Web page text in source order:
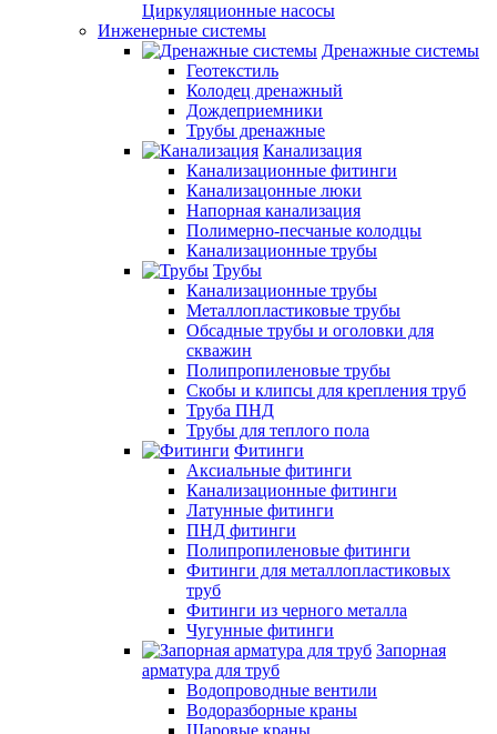
Циркуляционные насосы
Инженерные системы
Дренажные системы
Геотекстиль
Колодец дренажный
Дождеприемники
Трубы дренажные
Канализация
Канализационные фитинги
Канализацонные люки
Напорная канализация
Полимерно-песчаные колодцы
Канализационные трубы
Трубы
Канализационные трубы
Металлопластиковые трубы
Обсадные трубы и оголовки для
скважин
Полипропиленовые трубы
Скобы и клипсы для крепления труб
Труба ПНД
Трубы для теплого пола
Фитинги
Аксиальные фитинги
Канализационные фитинги
Латунные фитинги
ПНД фитинги
Полипропиленовые фитинги
Фитинги для металлопластиковых
труб
Фитинги из черного металла
Чугунные фитинги
Запорная
арматура для труб
Водопроводные вентили
Водоразборные краны
Шаровые краны